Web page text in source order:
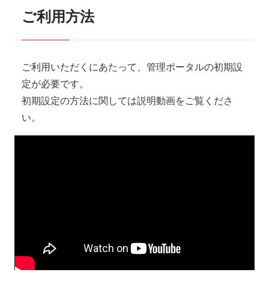
ご利用方法
ご利用いただくにあたって、管理ポータルの初期設
定が必要です。
初期設定の方法に関しては説明動画をご覧くださ
い。